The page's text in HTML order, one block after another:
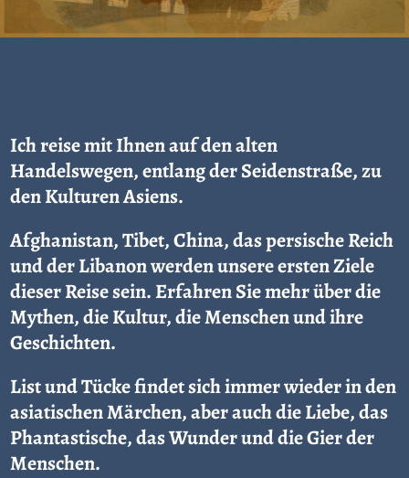
Ich reise mit Ihnen auf den alten
Handelswegen, entlang der Seidenstraße, zu
den Kulturen Asiens.
Afghanistan, Tibet, China, das persische Reich
und der Libanon werden unsere ersten Ziele
dieser Reise sein. Erfahren Sie mehr über die
Mythen, die Kultur, die Menschen und ihre
Geschichten.
List und Tücke findet sich immer wieder in den
asiatischen Märchen, aber auch die Liebe, das
Phantastische, das Wunder und die Gier der
Menschen.